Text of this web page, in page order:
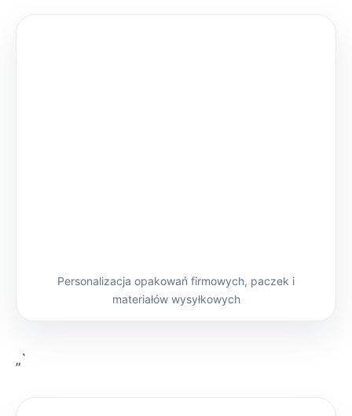
Personalizacja opakowań firmowych, paczek i
materiałów wysyłkowych
„`